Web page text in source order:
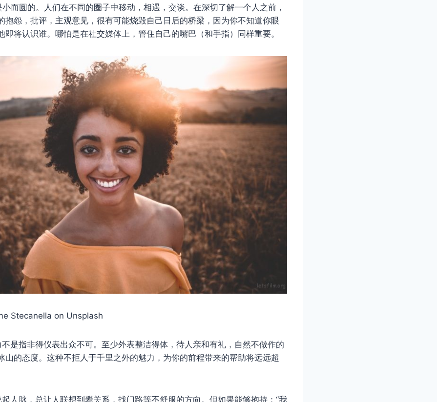
而圆的。人们在不同的圈子中移动，相遇，交谈。在深切了解一个人之前，
抱怨，批评，主观意见，很有可能烧毁自己日后的桥梁，因为你不知道你眼
即将认识谁。哪怕是在社交媒体上，管住自己的嘴巴（和手指）同样重要。
Stecanella on Unsplash
是指非得仪表出众不可。至少外表整洁得体，待人亲和有礼，自然不做作的
山的态度。这种不拒人于千里之外的魅力，为你的前程带来的帮助将远远超
人脉，总让人联想到攀关系，找门路等不舒服的方向。但如果能够抱持：“我